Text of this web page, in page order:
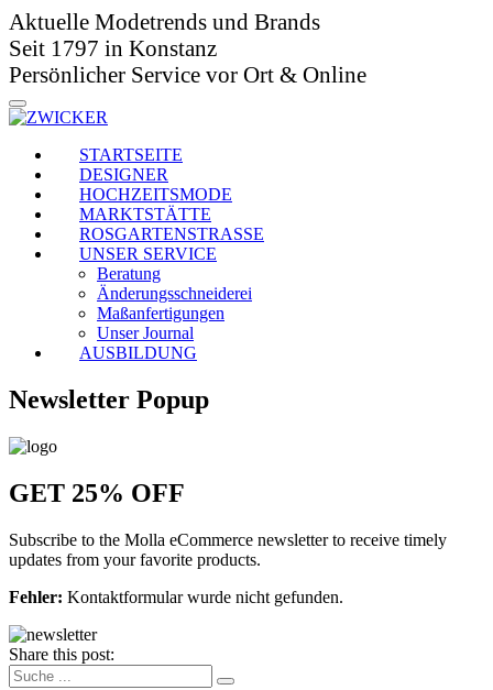
Aktuelle Modetrends und Brands
Seit 1797 in Konstanz
Persönlicher Service vor Ort & Online
STARTSEITE
DESIGNER
HOCHZEITSMODE
MARKTSTÄTTE
ROSGARTENSTRASSE
UNSER SERVICE
Beratung
Änderungsschneiderei
Maßanfertigungen
Unser Journal
AUSBILDUNG
Newsletter Popup
GET 25% OFF
Subscribe to the Molla eCommerce newsletter to receive timely
updates from your favorite products.
Fehler: Kontaktformular wurde nicht gefunden.
Share this post: